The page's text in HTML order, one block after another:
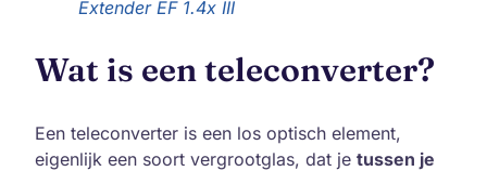
Extender EF 1.4x III
Wat is een teleconverter?
Een teleconverter is een los optisch element,
eigenlijk een soort vergrootglas, dat je tussen je